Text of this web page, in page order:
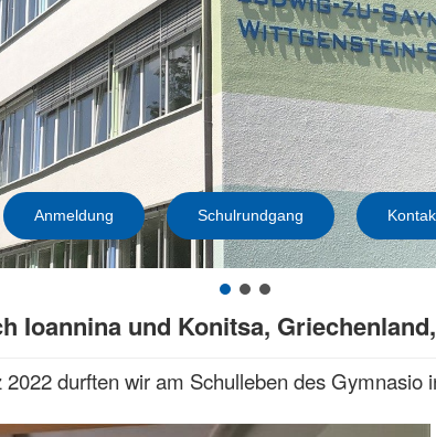
Anmeldung Schulrundgang
und Konitsa,
durften wir am Schulleben des Gymnasio